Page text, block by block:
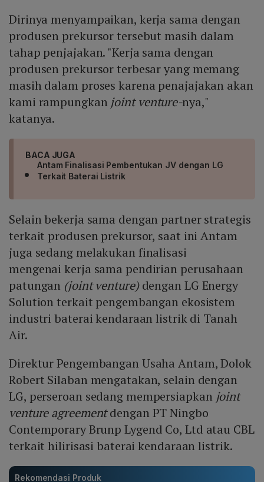
Dirinya menyampaikan, kerja sama dengan
produsen prekursor tersebut masih dalam
tahap penjajakan. "Kerja sama dengan
produsen prekursor terbesar yang memang
masih dalam proses karena penajajakan akan
kami rampungkan joint venture-nya,"
katanya.
BACA JUGA
Antam Finalisasi Pembentukan JV dengan LG
Terkait Baterai Listrik
Selain bekerja sama dengan partner strategis
terkait produsen prekursor, saat ini Antam
juga sedang melakukan finalisasi
mengenai kerja sama pendirian perusahaan
patungan (joint venture)dengan LG Energy
Solution terkait pengembangan ekosistem
industri baterai kendaraan listrik di Tanah
Air.
Direktur Pengembangan Usaha Antam, Dolok
Robert Silaban mengatakan, selain dengan
LG, perseroan sedang mempersiapkan joint
venture agreementdengan PT Ningbo
Contemporary Brunp Lygend Co, Ltd atau CBL
terkait hilirisasi baterai kendaraan listrik.
Rekomendasi Produk